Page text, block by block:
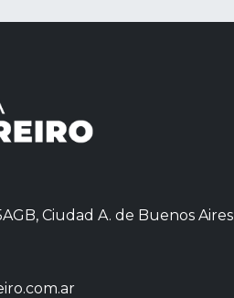
Ciudad A. de Buenos Aires